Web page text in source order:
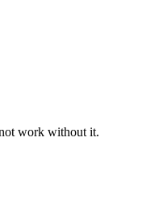
work without it.